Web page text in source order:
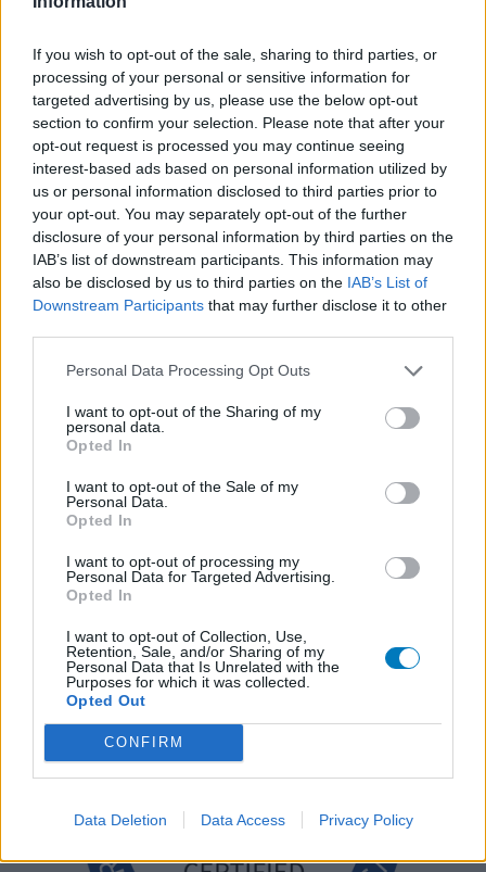
If you wish to opt-out of the sale, sharing to third parties, or
processing of your personal or sensitive information for
targeted advertising by us, please use the below opt-out
section to confirm your selection. Please note that after your
opt-out request is processed you may continue seeing
interest-based ads based on personal information utilized by
us or personal information disclosed to third parties prior to
your opt-out. You may separately opt-out of the further
disclosure of your personal information by third parties on the
IAB’s list of downstream participants. This information may
also be disclosed by us to third parties on the IAB’s List of
Downstream Participants that may further disclose it to other
Personal Data Processing Opt Outs
I want to opt-out of the Sharing of my
personal data.
Opted In
I want to opt-out of the Sale of my
Personal Data.
Opted In
I want to opt-out of processing my
Personal Data for Targeted Advertising.
Opted In
I want to opt-out of Collection, Use,
Retention, Sale, and/or Sharing of my
Personal Data that Is Unrelated with the
Purposes for which it was collected.
Opted Out
CONFIRM
Data Deletion Data Access Privacy Policy
eux-mêmes ; ces avis sont d’abord lus, et éventuellement
l’évaluation d’un médicament, avant d’être approuvés. Pour
partager des évaluations, il n’est pas nécessaire de posséder
des connaissances médicales. De cette façon, les évaluations
reflètent seulement une image fidèle des expériences propres
aux utilisateurs et pas celle du propriétaire de ce site web.
N’oubliez-pas que les expériences peuvent varier selon les
individus et que pour tout avis médical, il faut toujours prendre
contact avec votre médecin ou votre pharmacien.